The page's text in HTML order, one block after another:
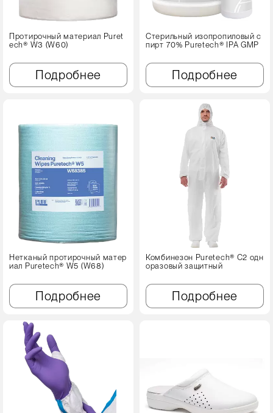
Протирочный материал Puret
ech® W3 (W60)
Подробнее
Стерильный изопропиловый с
пирт 70% Puretech® IPA GMP
Подробнее
Нетканый протирочный матер
иал Puretech® W5 (W68)
Подробнее
Комбинезон Puretech® C2 одн
оразовый защитный
Подробнее